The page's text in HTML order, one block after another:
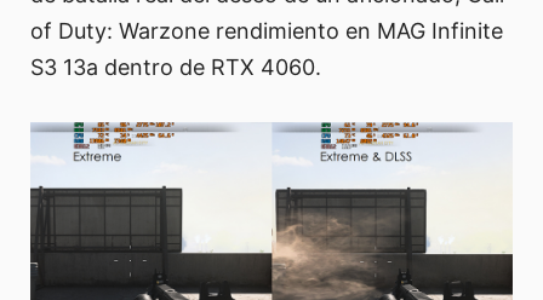
of Duty: Warzone rendimiento en MAG Infinite
S3 13a dentro de RTX 4060.